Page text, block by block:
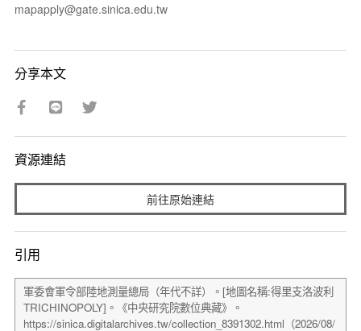
mapapply@gate.sinica.edu.tw
分享本文
資源連結
前往原始連結
引用